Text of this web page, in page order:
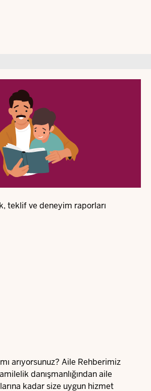
teklif ve deneyim raporları
arıyorsunuz? Aile Rehberimiz
danışmanlığından aile
kadar size uygun hizmet